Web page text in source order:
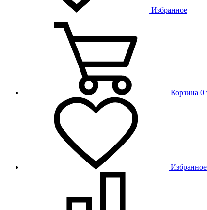
Избранное
Корзина 0
Избранное